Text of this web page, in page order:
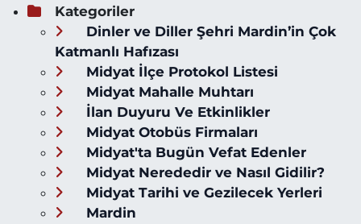
Kategoriler
Dinler ve Diller Şehri Mardin’in Çok
Katmanlı Hafızası
Midyat İlçe Protokol Listesi
Midyat Mahalle Muhtarı
İlan Duyuru Ve Etkinlikler
Midyat Otobüs Firmaları
Midyat'ta Bugün Vefat Edenler
Midyat Nerededir ve Nasıl Gidilir?
Midyat Tarihi ve Gezilecek Yerleri
Mardin